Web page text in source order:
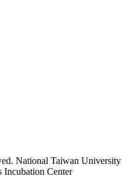
National Taiwan University
Incubation Center